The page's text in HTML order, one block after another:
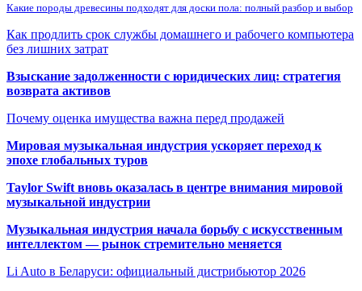
Какие породы древесины подходят для доски пола: полный разбор и выбор
Как продлить срок службы домашнего и рабочего компьютера
без лишних затрат
Взыскание задолженности с юридических лиц: стратегия
возврата активов
Почему оценка имущества важна перед продажей
Мировая музыкальная индустрия ускоряет переход к
эпохе глобальных туров
Taylor Swift вновь оказалась в центре внимания мировой
музыкальной индустрии
Музыкальная индустрия начала борьбу с искусственным
интеллектом — рынок стремительно меняется
Li Auto в Беларуси: официальный дистрибьютор 2026